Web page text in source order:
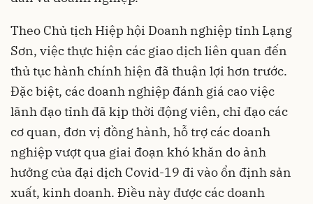
Theo Chủ tịch Hiệp hội Doanh nghiệp tỉnh Lạng
Sơn, việc thực hiện các giao dịch liên quan đến
thủ tục hành chính hiện đã thuận lợi hơn trước.
Đặc biệt, các doanh nghiệp đánh giá cao việc
lãnh đạo tỉnh đã kịp thời động viên, chỉ đạo các
cơ quan, đơn vị đồng hành, hỗ trợ các doanh
nghiệp vượt qua giai đoạn khó khăn do ảnh
hưởng của đại dịch Covid-19 đi vào ổn định sản
xuất, kinh doanh. Điều này được các doanh